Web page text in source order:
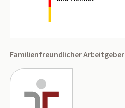
Familienfreundlicher Arbeitgeber